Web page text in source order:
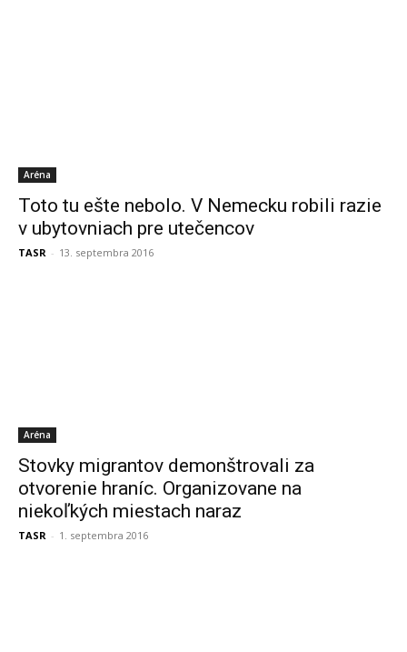
Aréna
Toto tu ešte nebolo. V Nemecku robili razie
v ubytovniach pre utečencov
TASR - 13. septembra 2016
Aréna
Stovky migrantov demonštrovali za
otvorenie hraníc. Organizovane na
niekoľkých miestach naraz
TASR - 1. septembra 2016